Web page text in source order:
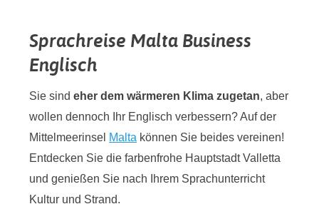
Sprachreise Malta Business
Englisch
Sie sind eher dem wärmeren Klima zugetan, aber
wollen dennoch Ihr Englisch verbessern? Auf der
Mittelmeerinsel Malta können Sie beides vereinen!
Entdecken Sie die farbenfrohe Hauptstadt Valletta
und genießen Sie nach Ihrem Sprachunterricht
Kultur und Strand.